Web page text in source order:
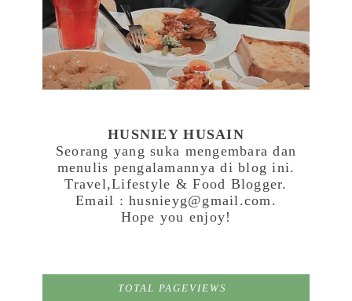
HUSNIEY HUSAIN
Seorang yang suka mengembara dan
menulis pengalamannya di blog ini.
Travel,Lifestyle & Food Blogger.
Email : husnieyg@gmail.com.
Hope you enjoy!
TOTAL PAGEVIEWS